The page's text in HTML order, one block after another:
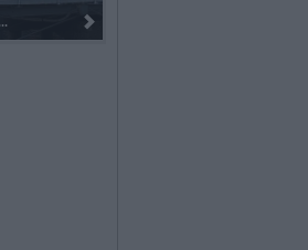
I 100 anni del Corpo Musicale di